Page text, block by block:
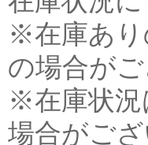
※在庫あり
の場合がご
※在庫状況
場合がござ